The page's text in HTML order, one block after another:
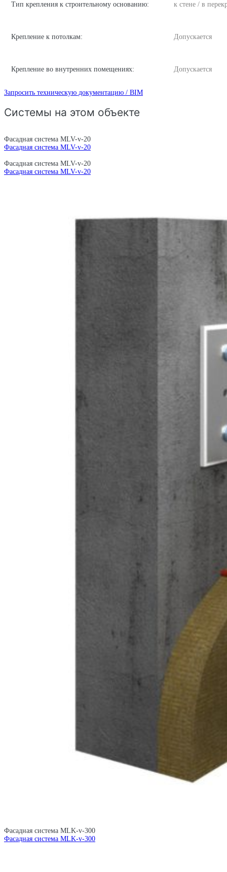
Тип крепления к строительному основанию: к стене / в
Крепление к потолкам: Допускается
Крепление во внутренних помещениях: Допускается
Запросить техническую документацию / BIM
Системы на этом объекте
Фасадная система MLV-v-20
Фасадная система MLV-v-20
Фасадная система MLV-v-20
Фасадная система MLV-v-20
Фасадная система MLK-v-300
Фасадная система MLK-v-300